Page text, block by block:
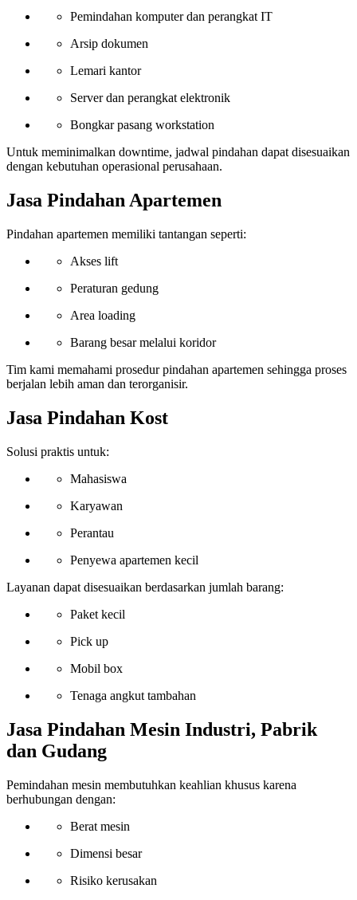
Pemindahan komputer dan perangkat IT
Arsip dokumen
Lemari kantor
Server dan perangkat elektronik
Bongkar pasang workstation
Untuk meminimalkan downtime, jadwal pindahan dapat disesuaikan
dengan kebutuhan operasional perusahaan.
Jasa Pindahan Apartemen
Pindahan apartemen memiliki tantangan seperti:
Akses lift
Peraturan gedung
Area loading
Barang besar melalui koridor
Tim kami memahami prosedur pindahan apartemen sehingga proses
berjalan lebih aman dan terorganisir.
Jasa Pindahan Kost
Solusi praktis untuk:
Mahasiswa
Karyawan
Perantau
Penyewa apartemen kecil
Layanan dapat disesuaikan berdasarkan jumlah barang:
Paket kecil
Pick up
Mobil box
Tenaga angkut tambahan
Jasa Pindahan Mesin Industri, Pabrik
dan Gudang
Pemindahan mesin membutuhkan keahlian khusus karena
berhubungan dengan:
Berat mesin
Dimensi besar
Risiko kerusakan